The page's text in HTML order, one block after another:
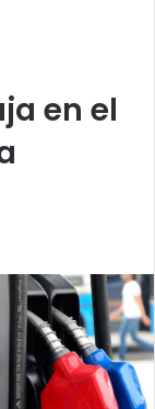
en el